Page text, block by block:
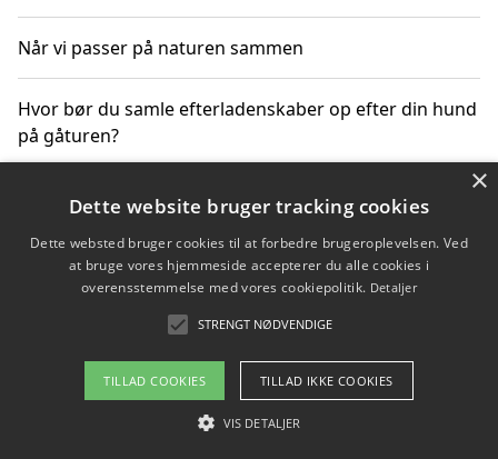
Når vi passer på naturen sammen
Hvor bør du samle efterladenskaber op efter din hund
på gåturen?
Sådan rydder du effektivt op efter et stort event
Copyright 2026 - Pilanto Aps
Om / kontakt
Blog Betingelser
×
Dette website bruger tracking cookies
Dette websted bruger cookies til at forbedre brugeroplevelsen. Ved
at bruge vores hjemmeside accepterer du alle cookies i
overensstemmelse med vores cookiepolitik. Detaljer
STRENGT NØDVENDIGE
TILLAD COOKIES TILLAD IKKE COOKIES
VIS DETALJER